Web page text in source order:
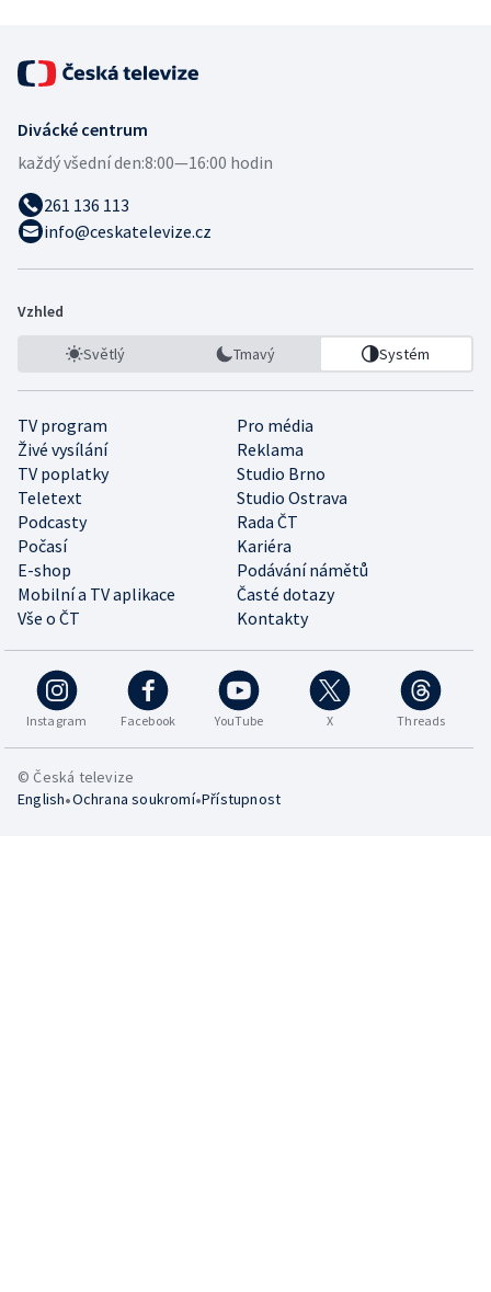
Divácké centrum
každý všední den:8:00—16:00 hodin
261 136 113
info@ceskatelevize.cz
Vzhled
Světlý Tmavý Systém
TV program
Pro média
Živé vysílání
Reklama
TV poplatky
Studio Brno
Teletext
Studio Ostrava
Podcasty
Rada ČT
Počasí
Kariéra
E-shop
Podávání námětů
Mobilní a TV aplikace
Časté dotazy
Vše o ČT
Kontakty
Instagram Facebook YouTube X Threads
© Česká televize
English•Ochrana soukromí•Přístupnost